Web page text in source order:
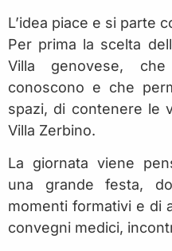
L’idea piace e si parte
Per prima la scelta
Villa genovese,
conoscono e che
spazi, di contenere le
Villa Zerbino.
La giornata viene
una grande festa,
momenti formativi e di
convegni medici,